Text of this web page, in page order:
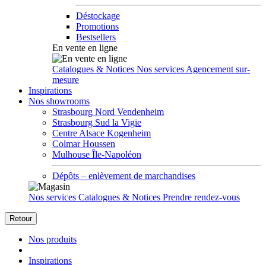
Déstockage
Promotions
Bestsellers
En vente en ligne
Catalogues & Notices Nos services Agencement sur-
mesure
Inspirations
Nos showrooms
Strasbourg Nord Vendenheim
Strasbourg Sud la Vigie
Centre Alsace Kogenheim
Colmar Houssen
Mulhouse Île-Napoléon
Dépôts – enlèvement de marchandises
Nos services Catalogues & Notices Prendre rendez-vous
Retour
Nos produits
Inspirations